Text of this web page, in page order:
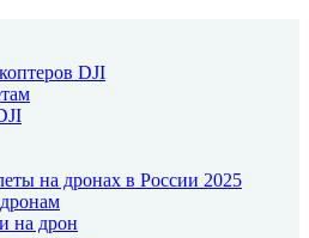
DJI
на дронах в России 2025
на дрон